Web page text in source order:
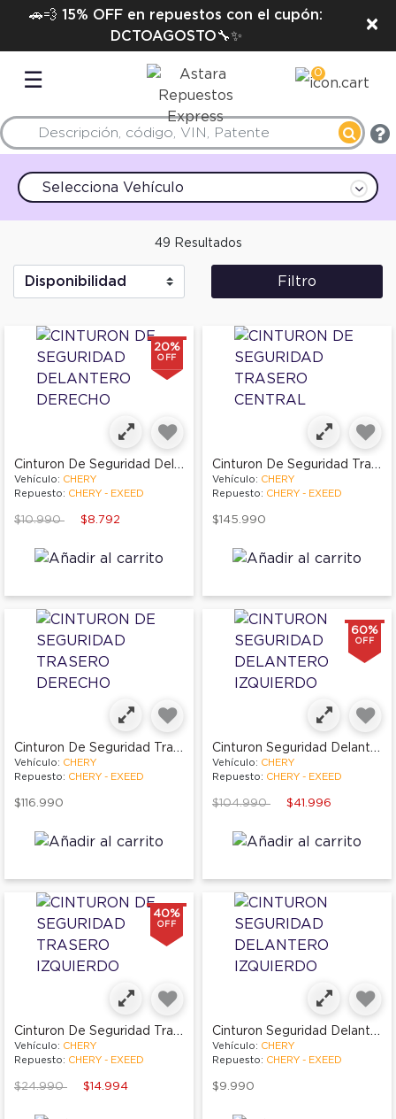
🚗💨 15% OFF en repuestos con el cupón:
DCTOAGOSTO🔧✨
×
☰ 0
Selecciona Vehículo
49 Resultados
Filtro
20%
OFF
Cinturon De Seguridad Delantero Derecho
Vehículo: CHERY
Repuesto: CHERY - EXEED
Price reduced from
$10.990to $8.792
Cinturon De Seguridad Trasero Central
Vehículo: CHERY
Repuesto: CHERY - EXEED
$145.990
Cinturon De Seguridad Trasero Derecho
Vehículo: CHERY
Repuesto: CHERY - EXEED
$116.990
60%
OFF
Cinturon Seguridad Delantero Izquierdo
Vehículo: CHERY
Repuesto: CHERY - EXEED
Price reduced from
$104.990to $41.996
40%
OFF
Cinturon De Seguridad Trasero Izquierdo
Vehículo: CHERY
Repuesto: CHERY - EXEED
Price reduced from
$24.990to $14.994
Cinturon Seguridad Delantero Izquierdo
Vehículo: CHERY
Repuesto: CHERY - EXEED
$9.990